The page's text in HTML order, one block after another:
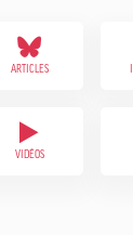
ARTICLES
VIDÉOS